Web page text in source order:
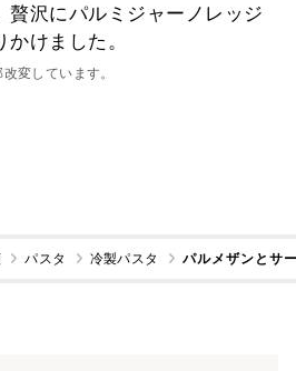
贅沢にパルミジャーノレッジ
けました。
変しています。
パスタ 冷製パスタ パルメザンとサ